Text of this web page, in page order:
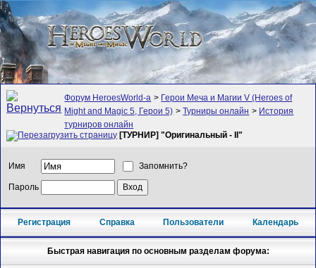
Форум HeroesWorld-а > Герои Меча и Магии V (Heroes of
Might and Magic 5, Герои 5) >Турниры онлайн > История
турниров онлайн
[ТУРНИР] "Оригинальный - II"
Имя Запомнить?
Пароль
Регистрация Справка Пользователи Календарь
Быстрая навигация по основным разделам форума: